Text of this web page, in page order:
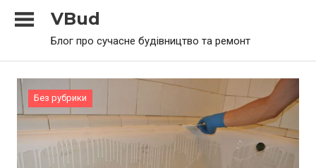
VBud
Блог про сучасне будівництво та ремонт
Без рубрики